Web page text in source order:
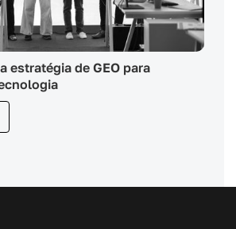
estratégia de GEO para